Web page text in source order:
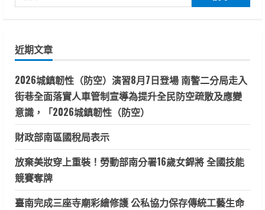
尋
字:
近期文章
2026城鎮韌性（防空）演習8月7日登場 南警二分局走入
街巷全面落實人車管制宣導為提升全民防空疏散及應變
意識，「2026城鎮韌性（防空）
財政部南區國稅局表示
放棄美妝穿上重裝！勞動部南分署16歲女銲將 全國技能
競賽奪牌
臺南完成三座寺廟彩繪修護 公私協力保存傳統工藝生命